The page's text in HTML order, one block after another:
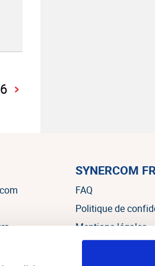
SYNERCOM
FAQ
Politique de
Mentions légales